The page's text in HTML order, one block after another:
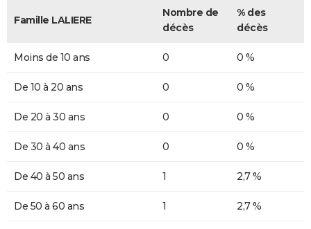
Famille LALIERE
Nombre de
décès
% des
décès
Moins de 10 ans 0 0 %
De 10 à 20 ans 0 0 %
De 20 à 30 ans 0 0 %
De 30 à 40 ans 0 0 %
De 40 à 50 ans 1 2,7 %
De 50 à 60 ans 1 2,7 %